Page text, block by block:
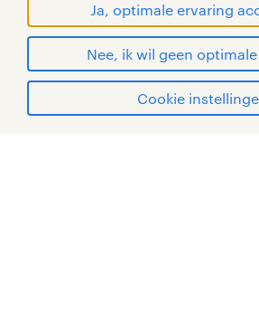
Ja, optimale ervaring
Nee, ik wil geen
Cookie
solliciteren
disclaimer
sitemap
RANDSTAD, HUMAN FORWARD en